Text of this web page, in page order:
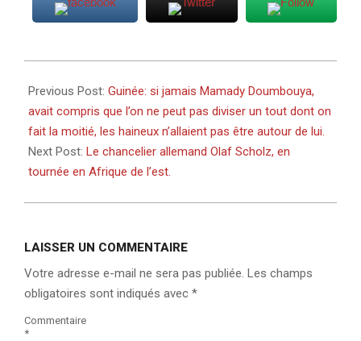
05-
03
Previous Post: Guinée: si jamais Mamady Doumbouya,
avait compris que l’on ne peut pas diviser un tout dont on
fait la moitié, les haineux n’allaient pas être autour de lui.
Next Post: Le chancelier allemand Olaf Scholz, en
tournée en Afrique de l’est.
LAISSER UN COMMENTAIRE
Votre adresse e-mail ne sera pas publiée. Les champs
obligatoires sont indiqués avec *
Commentaire
*